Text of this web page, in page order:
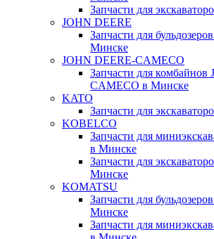
Запчасти для
JOHN DEERE
Запчасти для
Минске
JOHN DEERE-CAMECO
Запчасти для
CAMECO в Минске
KATO
Запчасти для
KOBELCO
Запчасти для
в Минске
Запчасти для
Минске
KOMATSU
Запчасти для
Минске
Запчасти для